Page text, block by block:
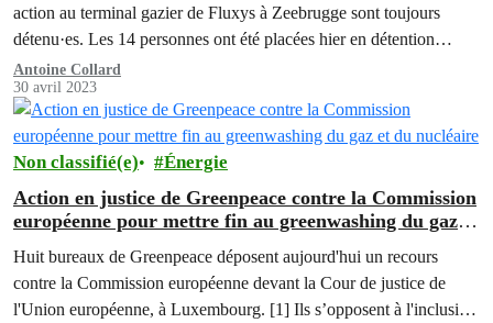
action au terminal gazier de Fluxys à Zeebrugge sont toujours
détenu·es. Les 14 personnes ont été placées hier en détention
judiciaire et ont déjà dû passer une nuit en prison. Elles ont été
interrogé·es ce matin.
Antoine Collard
30 avril 2023
Non classifié(e) Énergie
Action en justice de Greenpeace contre la Commission
européenne pour mettre fin au greenwashing du gaz et
Huit bureaux de Greenpeace déposent aujourd'hui un recours
contre la Commission européenne devant la Cour de justice de
l'Union européenne, à Luxembourg. [1] Ils s’opposent à l'inclusion